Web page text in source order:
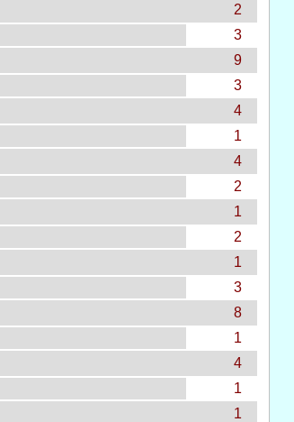
2
3
9
3
4
1
4
2
1
2
1
3
8
1
4
1
1